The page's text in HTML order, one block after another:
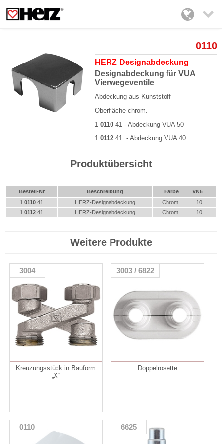

0110
HERZ-Designabdeckung
Designabdeckung für VUA
Vierwegeventile
Abdeckung aus Kunststoff
Oberfläche chrom.
1011041 -Abdeckung VUA 50
1011241 -Abdeckung VUA 40
Produktübersicht
Bestell-Nr Beschreibung Farbe
VKE
1 0110 41 HERZ-Designabdeckung Chrom
10
1 0112 41 HERZ-Designabdeckung Chrom 10
Weitere Produkte
3004
Kreuzungsstück in Bauform
„X“
3003 / 6822
Doppelrosette
0110 6625